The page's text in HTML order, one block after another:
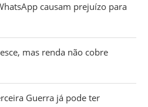
causam prejuízo para
mas renda não cobre
Guerra já pode ter